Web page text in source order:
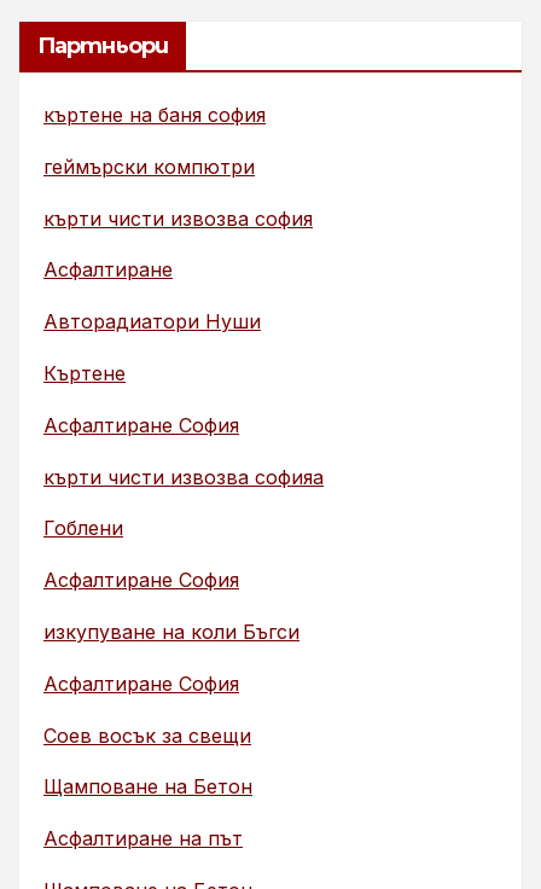
Партньори
къртене на баня софия
геймърски компютри
кърти чисти извозва софия
Асфалтиране
Авторадиатори Нуши
Къртене
Асфалтиране София
кърти чисти извозва софияа
Гоблени
Асфалтиране София
изкупуване на коли Бъгси
Асфалтиране София
Соев восък за свещи
Щамповане на Бетон
Асфалтиране на път